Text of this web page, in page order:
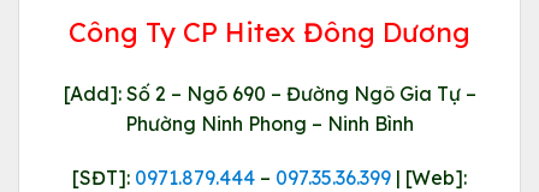
Công Ty CP Hitex Đông Dương
[Add]: Số 2 – Ngõ 690 – Đường Ngô Gia Tự –
Phường Ninh Phong – Ninh Bình
[SĐT]: 0971.879.444 – 097.35.36.399 | [Web]: